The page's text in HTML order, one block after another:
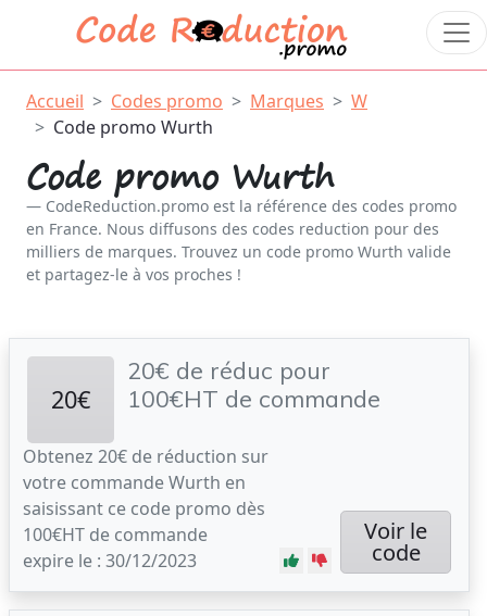
Accueil Codes promo Marques
W
Code promo Wurth
Code promo Wurth
CodeReduction.promo est la référence des codes promo
en France. Nous diffusons des codes reduction pour des
milliers de marques. Trouvez un code promo Wurth valide
et partagez-le à vos proches !
20€
20€ de réduc pour
100€HT de commande
Obtenez 20€ de réduction sur
votre commande Wurth en
saisissant ce code promo dès
100€HT de commande
expire le : 30/12/2023
Voir le
code